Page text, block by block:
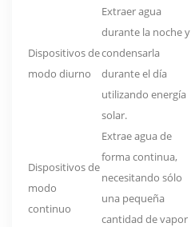
Dispositivos de
modo diurno
Extraer agua
durante la noche y
condensarla
durante el día
utilizando energía
solar.
Dispositivos de
modo
continuo
Extrae agua de
forma continua,
necesitando sólo
una pequeña
cantidad de vapor